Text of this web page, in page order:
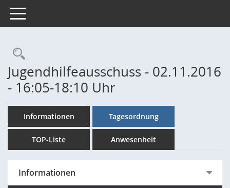
Toggle navigation
Rechercheauswahl
Jugendhilfeausschuss - 02.11.2016
- 16:05-18:10 Uhr
Informationen Tagesordnung
TOP-Liste Anwesenheit
Informationen